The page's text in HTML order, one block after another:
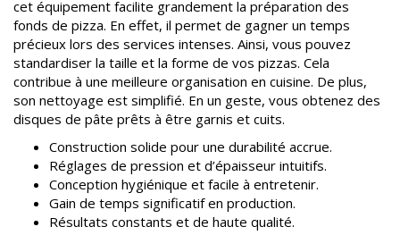
cet équipement facilite grandement la préparation des
fonds de pizza. En effet, il permet de gagner un temps
précieux lors des services intenses. Ainsi, vous pouvez
standardiser la taille et la forme de vos pizzas. Cela
contribue à une meilleure organisation en cuisine. De plus,
son nettoyage est simplifié. En un geste, vous obtenez des
disques de pâte prêts à être garnis et cuits.
Construction solide pour une durabilité accrue.
Réglages de pression et d’épaisseur intuitifs.
Conception hygiénique et facile à entretenir.
Gain de temps significatif en production.
Résultats constants et de haute qualité.